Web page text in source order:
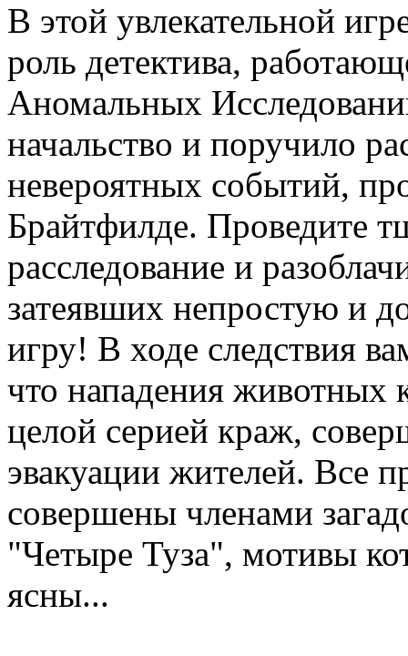
В этой увлекательной
роль детектива,
Аномальных
начальство и поручило
невероятных событий,
Брайтфилде. Проведите
расследование и
затеявших непростую и
игру! В ходе следствия
что нападения животных
целой серией краж,
эвакуации жителей. Все
совершены членами
"Четыре Туза", мотивы
ясны...